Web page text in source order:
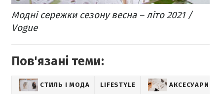
Модні сережки сезону весна – літо 2021 /
Vogue
Пов'язані теми:
СТИЛЬ І МОДА LIFESTYLE АКСЕСУАРИ